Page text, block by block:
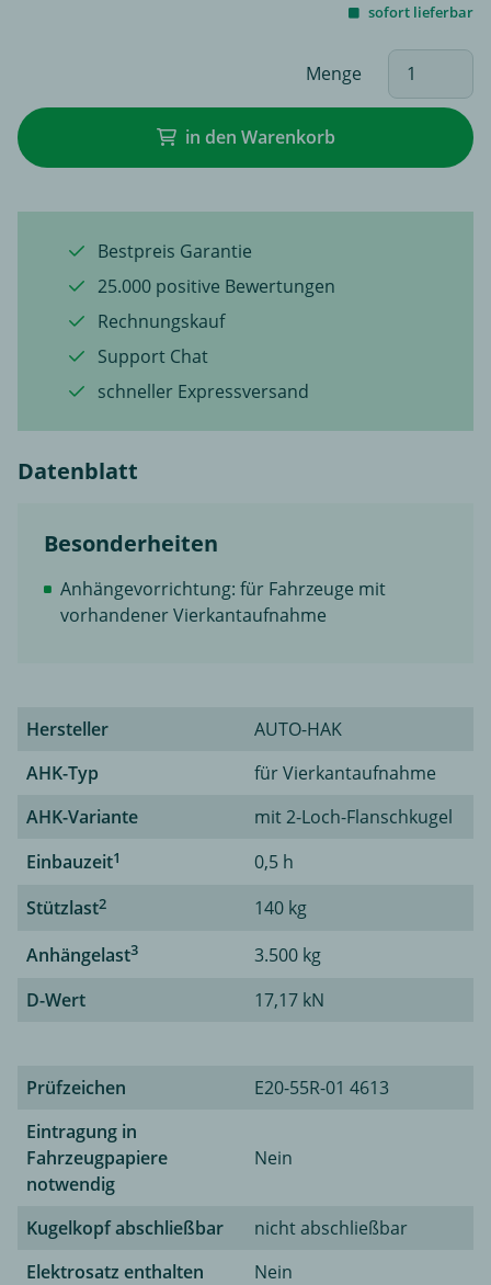
sofort lieferbar
Menge
in den Warenkorb
Bestpreis Garantie
25.000 positive Bewertungen
Rechnungskauf
Support Chat
schneller Expressversand
Datenblatt
Besonderheiten
Anhängevorrichtung: für Fahrzeuge mit
vorhandener Vierkantaufnahme
Hersteller
AUTO-HAK
AHK-Typ
für Vierkantaufnahme
AHK-Variante
mit 2-Loch-Flanschkugel
Einbauzeit1
0,5 h
Stützlast2
140 kg
Anhängelast3
3.500 kg
D-Wert
17,17 kN
Prüfzeichen
E20-55R-01 4613
Eintragung in
Fahrzeugpapiere
notwendig
Nein
Kugelkopf abschließbar
nicht abschließbar
Elektrosatz enthalten
Nein